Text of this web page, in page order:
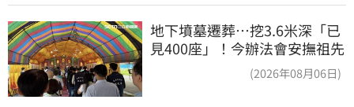
地下墳墓遷葬…挖3.6米深「已
見400座」！今辦法會安撫祖先
(2026年08月06日)